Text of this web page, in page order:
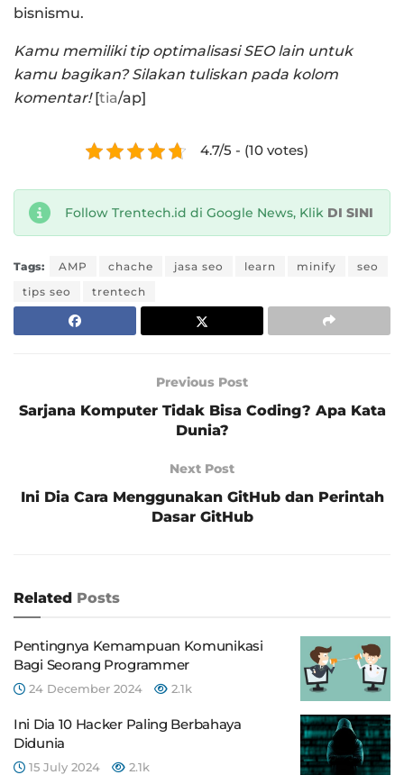
bisnismu.
Kamu memiliki tip optimalisasi SEO lain untuk
kamu bagikan? Silakan tuliskan pada kolom
komentar![tia/ap]
4.7/5 - (10 votes)
Follow Trentech.id di Google News, Klik DI SINI
Tags: AMP chache jasa seo learn minify
seo
tips seo
trentech
Previous Post
Sarjana Komputer Tidak Bisa Coding? Apa Kata
Dunia?
Next Post
Ini Dia Cara Menggunakan GitHub dan Perintah
Dasar GitHub
Related Posts
Pentingnya Kemampuan Komunikasi
Bagi Seorang Programmer
24 December 2024 2.1k
Ini Dia 10 Hacker Paling Berbahaya
Didunia
15 July 2024 2.1k